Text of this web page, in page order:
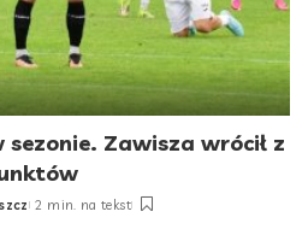
Zawisza wrócił z
2 min. na tekst